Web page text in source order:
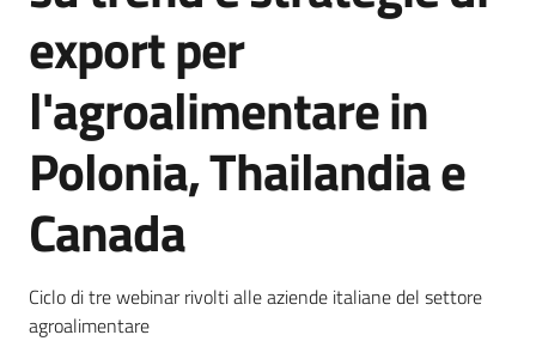
Promuovere
Impresa
Territorio
Tutelare
Impresa
e
Consumatore
export per
l'agroalimentare in
Polonia, Thailandia e
Canada
Ciclo di tre webinar rivolti alle aziende italiane del settore
agroalimentare